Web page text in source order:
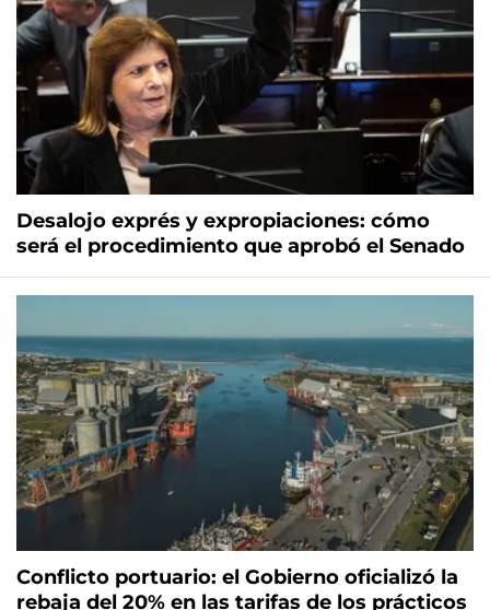
Desalojo exprés y expropiaciones: cómo
será el procedimiento que aprobó el Senado
Conflicto portuario: el Gobierno oficializó la
rebaja del 20% en las tarifas de los prácticos